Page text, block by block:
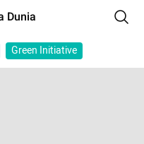
Dunia
Green Initiative